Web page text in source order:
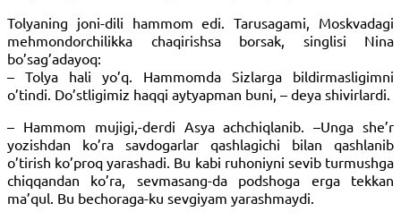
Tolyaning joni-dili hammom edi. Tarusagami, Moskvadagi
mehmondorchilikka chaqirishsa borsak, singlisi Nina
bo’sag’adayoq:
– Tolya hali yo’q. Hammomda Sizlarga bildirmasligimni
o’tindi. Do’stligimiz haqqi aytyapman buni, – deya shivirlardi.
– Hammom mujigi,-derdi Asya achchiqlanib. –Unga she’r
yozishdan ko’ra savdogarlar qashlagichi bilan qashlanib
o’tirish ko’proq yarashadi. Bu kabi ruhoniyni sevib turmushga
chiqqandan ko’ra, sevmasang-da podshoga erga tekkan
ma’qul. Bu bechoraga-ku sevgiyam yarashmaydi.